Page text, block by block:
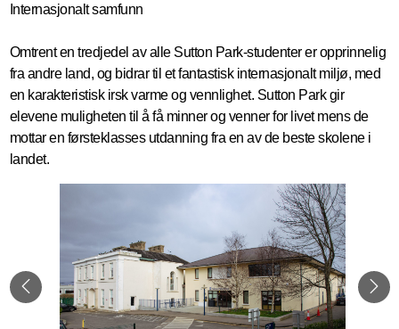
Internasjonalt samfunn
Omtrent en tredjedel av alle Sutton Park-studenter er opprinnelig
fra andre land, og bidrar til et fantastisk internasjonalt miljø, med
en karakteristisk irsk varme og vennlighet. Sutton Park gir
elevene muligheten til å få minner og venner for livet mens de
mottar en førsteklasses utdanning fra en av de beste skolene i
landet.